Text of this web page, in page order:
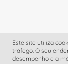
Este site utiliza
tráfego. O seu
desempenho e a